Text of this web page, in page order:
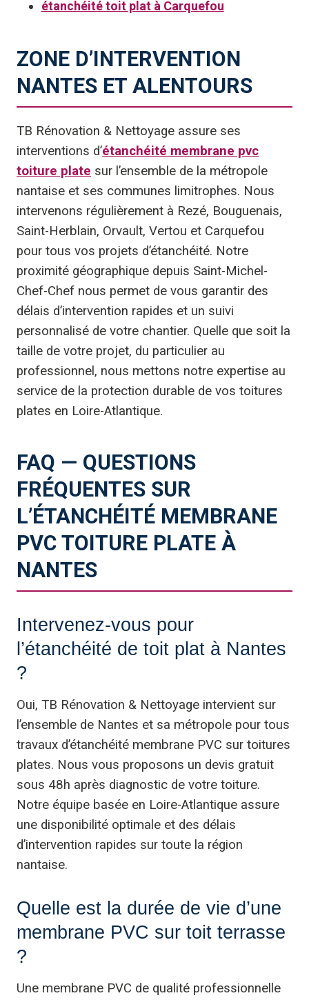
étanchéité toit plat à Carquefou
ZONE D’INTERVENTION
NANTES ET ALENTOURS
TB Rénovation & Nettoyage assure ses
interventions d’étanchéité membrane pvc
toiture plate sur l’ensemble de la métropole
nantaise et ses communes limitrophes. Nous
intervenons régulièrement à Rezé, Bouguenais,
Saint-Herblain, Orvault, Vertou et Carquefou
pour tous vos projets d’étanchéité. Notre
proximité géographique depuis Saint-Michel-
Chef-Chef nous permet de vous garantir des
délais d’intervention rapides et un suivi
personnalisé de votre chantier. Quelle que soit la
taille de votre projet, du particulier au
professionnel, nous mettons notre expertise au
service de la protection durable de vos toitures
plates en Loire-Atlantique.
FAQ — QUESTIONS
FRÉQUENTES SUR
L’ÉTANCHÉITÉ MEMBRANE
PVC TOITURE PLATE À
NANTES
Intervenez-vous pour
l’étanchéité de toit plat à Nantes
?
Oui, TB Rénovation & Nettoyage intervient sur
l’ensemble de Nantes et sa métropole pour tous
travaux d’étanchéité membrane PVC sur toitures
plates. Nous vous proposons un devis gratuit
sous 48h après diagnostic de votre toiture.
Notre équipe basée en Loire-Atlantique assure
une disponibilité optimale et des délais
d’intervention rapides sur toute la région
nantaise.
Quelle est la durée de vie d’une
membrane PVC sur toit terrasse
?
Une membrane PVC de qualité professionnelle